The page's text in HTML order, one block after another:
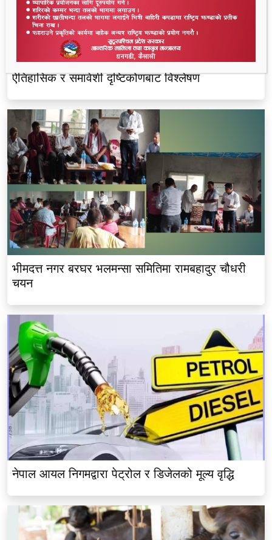
थारू आयोगमा रानाथारूको सहभागिता : संवैधानिक,
ऐतिहासिक र समावेशी दृष्टिकोणबाट विश्लेषण
भीमदत्त नगर बरघर भलमन्सा समितिमा रामबहादुर चौधरी
चयन
नेपाल आयल निगमद्वारा पेट्रोल र डिजेलको मूल्य वृद्धि